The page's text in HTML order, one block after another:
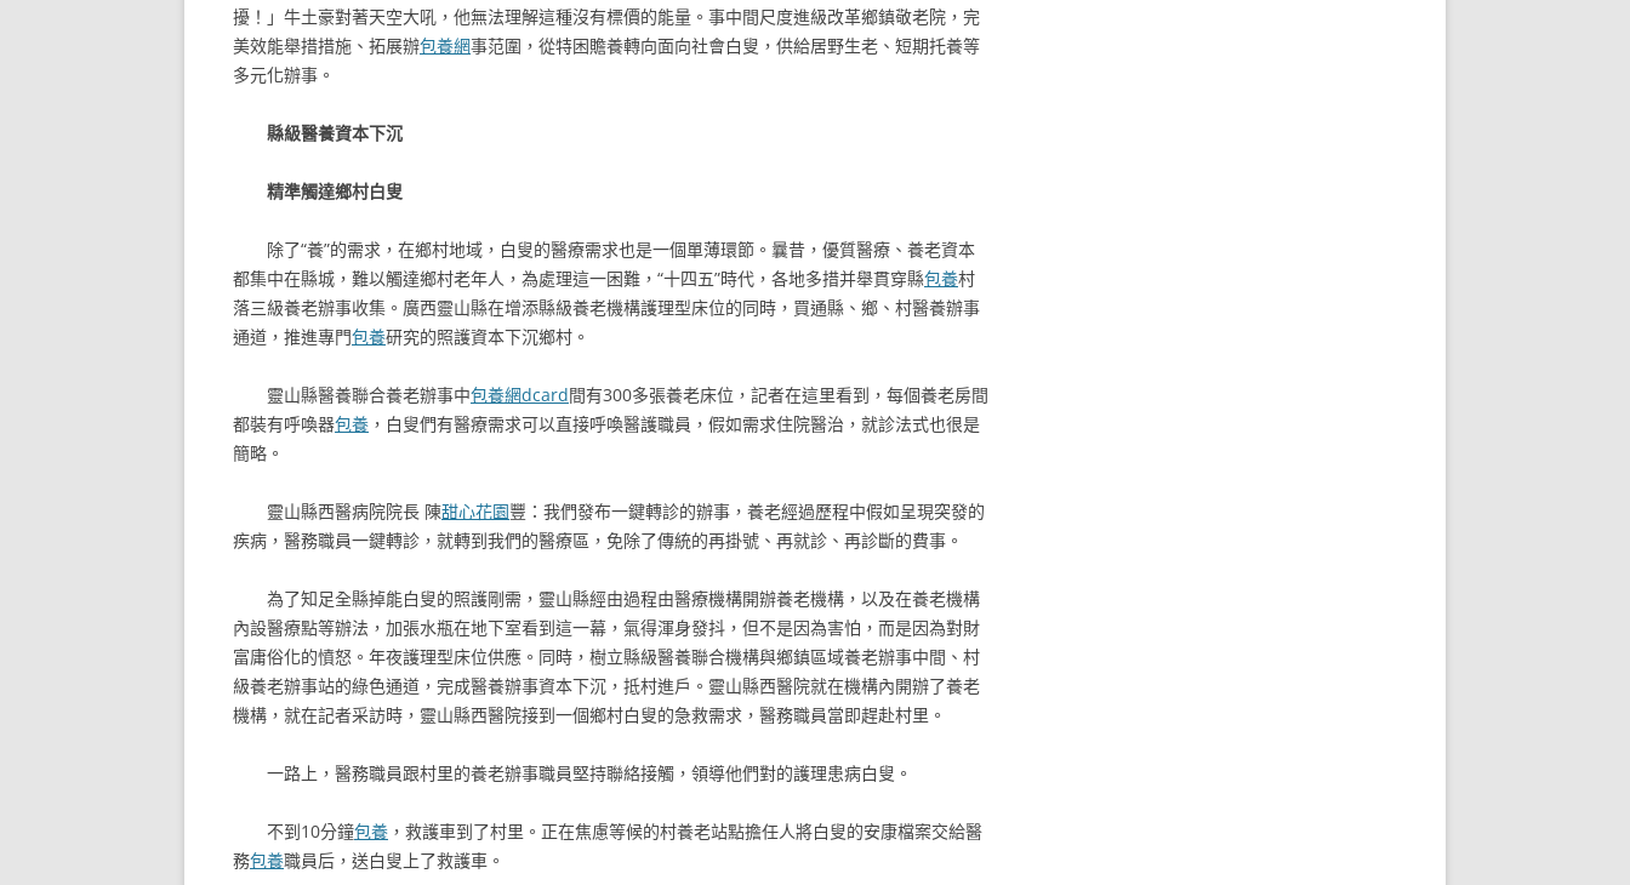
擾！」牛土豪對著天空大吼，他無法理解這種沒有標價的能量。事中間尺度進級改革鄉鎮敬老院，完
美效能舉措措施、拓展辦包養網事范圍，從特困贍養轉向面向社會白叟，供給居野生老、短期托養等
多元化辦事。
縣級醫養資本下沉
精準觸達鄉村白叟
除了“養”的需求，在鄉村地域，白叟的醫療需求也是一個單薄環節。曩昔，優質醫療、養老資本
都集中在縣城，難以觸達鄉村老年人，為處理這一困難，“十四五”時代，各地多措并舉貫穿縣包養村
落三級養老辦事收集。廣西靈山縣在增添縣級養老機構護理型床位的同時，買通縣、鄉、村醫養辦事
通道，推進專門包養研究的照護資本下沉鄉村。
靈山縣醫養聯合養老辦事中包養網dcard間有300多張養老床位，記者在這里看到，每個養老房間
都裝有呼喚器包養 ，白叟們有醫療需求可以直接呼喚醫護職員，假如需求住院醫治，就診法式也很是
簡略。
靈山縣西醫病院院長 陳甜心花園豐：我們發布一鍵轉診的辦事，養老經過歷程中假如呈現突發的
疾病，醫務職員一鍵轉診，就轉到我們的醫療區，免除了傳統的再掛號、再就診、再診斷的費事。
為了知足全縣掉能白叟的照護剛需，靈山縣經由過程由醫療機構開辦養老機構，以及在養老機構
內設醫療點等辦法，加張水瓶在地下室看到這一幕，氣得渾身發抖，但不是因為害怕，而是因為對財
富庸俗化的憤怒。年夜護理型床位供應。同時，樹立縣級醫養聯合機構與鄉鎮區域養老辦事中間、村
級養老辦事站的綠色通道，完成醫養辦事資本下沉，抵村進戶。靈山縣西醫院就在機構內開辦了養老
機構，就在記者采訪時，靈山縣西醫院接到一個鄉村白叟的急救需求，醫務職員當即趕赴村里。
一路上，醫務職員跟村里的養老辦事職員堅持聯絡接觸，領導他們對的護理患病白叟。
不到10分鐘包養 ，救護車到了村里。正在焦慮等候的村養老站點擔任人將白叟的安康檔案交給醫
務包養職員后，送白叟上了救護車。